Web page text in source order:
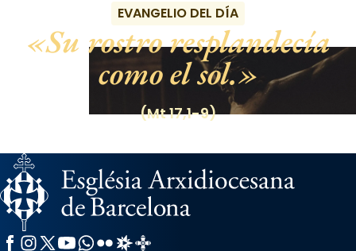
EVANGELIO DEL DÍA
Su rostro resplandecía
como el sol.
(Mt 17,1-9)
Facebook
Instagram
X / Twitter
YouTube
WhatsApp
FlickrRadio Estel
Catalunya Cristiana